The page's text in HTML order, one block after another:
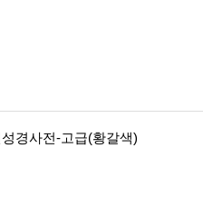
경사전-고급(황갈색)